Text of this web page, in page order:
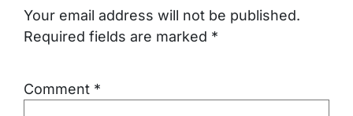
Your email address will not be published.
Required fields are marked *
Comment *